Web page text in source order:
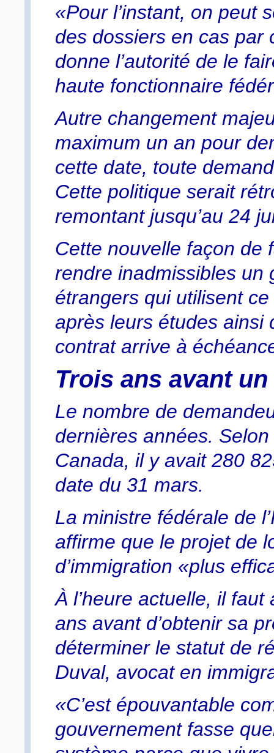
«Pour l’instant, on peut
des dossiers en cas par
donne l’autorité de le
haute fonctionnaire
Autre changement
maximum un an pour
cette date, toute
Cette politique serait
remontant jusqu’au 24
Cette nouvelle façon de
rendre inadmissibles un
étrangers qui utilisent
après leurs études ainsi
contrat arrive à
Trois ans avant
Le nombre de
dernières années.
Canada, il y avait 280
date du 31 mars.
La ministre fédérale de
affirme que le projet de
d’immigration «plus
À l’heure actuelle, il
ans avant d’obtenir sa
déterminer le statut de
Duval, avocat en
«C’est épouvantable
gouvernement fasse